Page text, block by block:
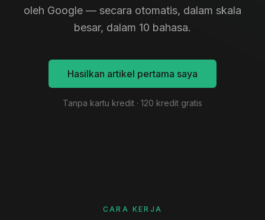
oleh Google — secara otomatis, dalam skala
besar, dalam 10 bahasa.
Hasilkan artikel pertama saya
Tanpa kartu kredit · 120 kredit gratis
CARA KERJA